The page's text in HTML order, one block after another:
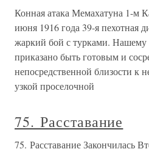
Конная атака Мемахатуна 1-м
июня 1916 года 39-я пехотная
жаркий бой с турками. Нашему
приказано быть готовым и
непосредственной близости к
узкой проселочной
75. Расставание
75. Расставание Закончилась